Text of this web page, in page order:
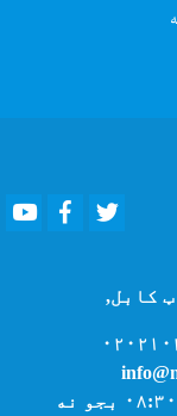
Youtube Facebook
کابل,
کاري وخت: د سهار له ۰۸:۳۰ بجو نه